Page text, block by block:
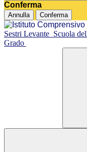
Conferma
Annulla Conferma
Sestri Levante Scuola
Grado